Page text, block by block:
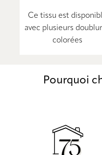
Ce tissu est
avec plusieurs
colorées
Pourquoi